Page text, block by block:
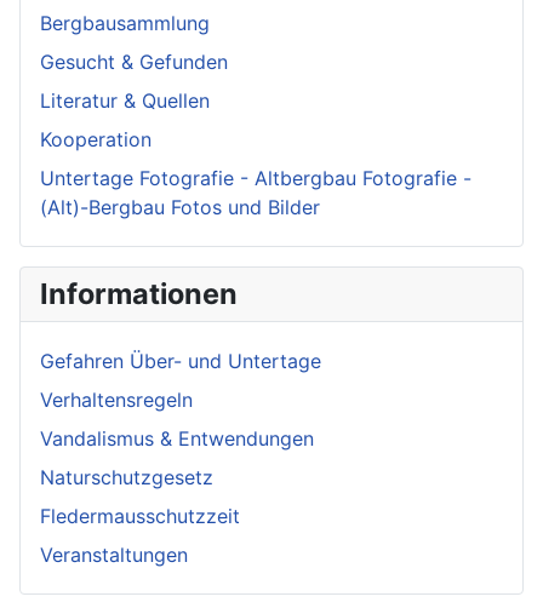
Bergbausammlung
Gesucht & Gefunden
Literatur & Quellen
Kooperation
Untertage Fotografie - Altbergbau Fotografie -
(Alt)-Bergbau Fotos und Bilder
Informationen
Gefahren Über- und Untertage
Verhaltensregeln
Vandalismus & Entwendungen
Naturschutzgesetz
Fledermausschutzzeit
Veranstaltungen